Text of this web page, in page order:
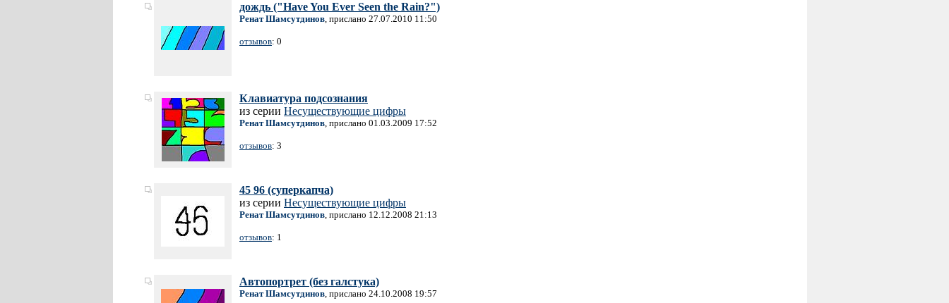
дождь ("Have You Ever Seen the Rain?")
Ренат Шамсутдинов, прислано 27.07.2010 11:50
отзывов: 0
Клавиатура подсознания
из серии Несуществующие цифры
Ренат Шамсутдинов, прислано 01.03.2009 17:52
отзывов: 3
45 96 (суперкапча)
из серии Несуществующие цифры
Ренат Шамсутдинов, прислано 12.12.2008 21:13
отзывов: 1
Автопортрет (без галстука)
Ренат Шамсутдинов, прислано 24.10.2008 19:57